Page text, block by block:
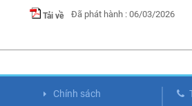
Tải về Đã phát hành : 06/03/2026
Chính sách